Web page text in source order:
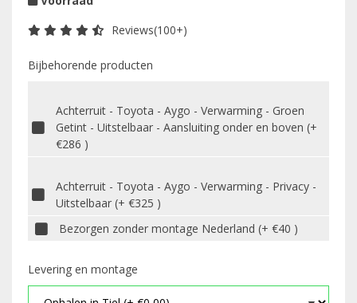
Reviews(100+)
Bijbehorende producten
Achterruit - Toyota - Aygo - Verwarming - Groen
Getint - Uitstelbaar - Aansluiting onder en boven (+
€286 )
Achterruit - Toyota - Aygo - Verwarming - Privacy -
Uitstelbaar (+ €325 )
Bezorgen zonder montage Nederland (+ €40 )
Levering en montage